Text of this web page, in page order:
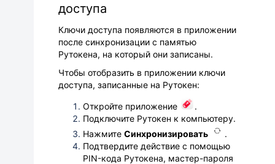
доступа
Ключи доступа появляются в приложении
после синхронизации с памятью
Рутокена, на который они записаны.
Чтобы отобразить в приложении ключи
доступа, записанные на Рутокен:
Откройте приложение
.
Подключите Рутокен к компьютеру.
Нажмите Синхронизировать
.
Подтвердите действие с помощью
PIN-кода Рутокена, мастер-пароля